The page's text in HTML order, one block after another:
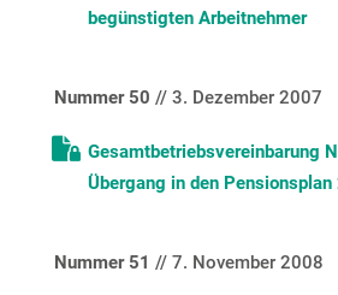
begünstigten Arbeitnehmer
Nummer 50 // 3. Dezember 2007
Gesamtbetriebsvereinbarung
Übergang in den
Nummer 51 // 7. November 2008